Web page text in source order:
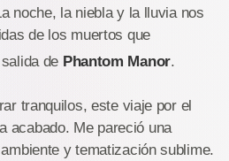
noche, la niebla y la lluvia nos
de los muertos que
de Phantom Manor.
tranquilos, este viaje por el
acabado. Me pareció una
y tematización sublime.